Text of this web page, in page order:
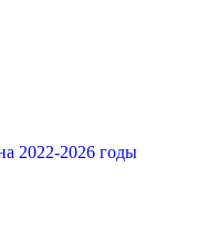
2022-2026 годы